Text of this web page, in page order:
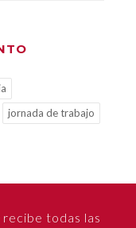
jornada de trabajo
todas las